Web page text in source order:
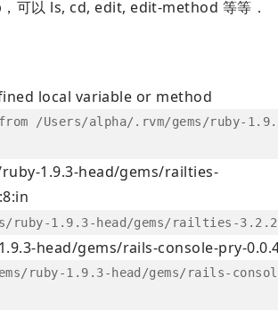
可以 ls, cd, edit, edit-method 等等．
local variable or method
/Users/alpha/.rvm/gems/ruby-
1.9.3-head/gems/railties-
ruby-1.9.3-head/gems/railties-
head/gems/rails-console-pry-
ruby-1.9.3-head/gems/rails-